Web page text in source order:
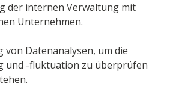
der internen Verwaltung mit
Unternehmen.
von Datenanalysen, um die
und -fluktuation zu überprüfen